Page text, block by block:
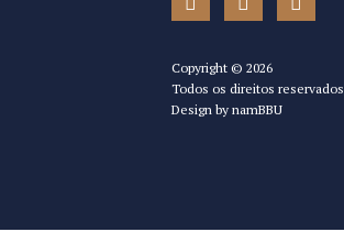
Copyright © 2026
Todos os direitos reservados
Design by namBBU